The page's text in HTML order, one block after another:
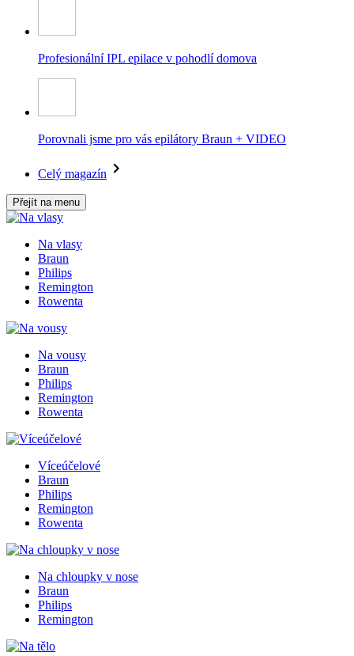
Profesionální IPL epilace v pohodlí domova
Porovnali jsme pro vás epilátory Braun + VIDEO
Celý magazín
Přejít na menu
Na vlasy
Braun
Philips
Remington
Rowenta
Na vousy
Braun
Philips
Remington
Rowenta
Víceúčelové
Braun
Philips
Remington
Rowenta
Na chloupky v nose
Braun
Philips
Remington